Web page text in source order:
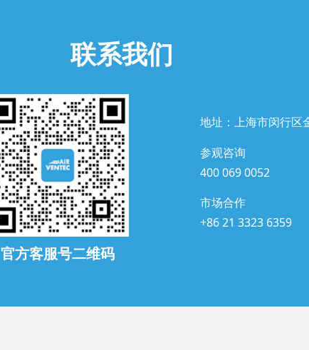
联系我们
官方客服号二维码
地址：上海市闵行区
参观咨询
400 069 0052
市场合作
+86 21 3323 6359